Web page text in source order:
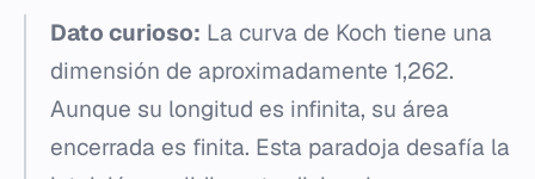
Dato curioso: La curva de Koch tiene una
dimensión de aproximadamente 1,262.
Aunque su longitud es infinita, su área
encerrada es finita. Esta paradoja desafía la